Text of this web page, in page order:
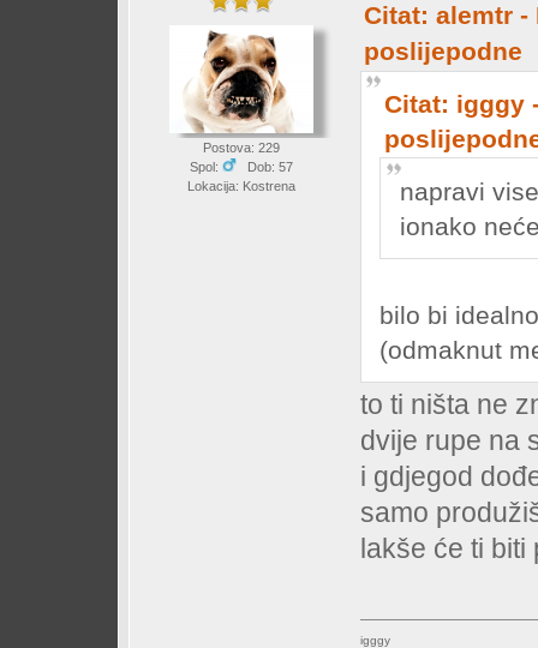
Postova: 229
Spol:
Dob: 57
Lokacija: Kostrena
Citat: alemtr -
poslijepodne
Citat: igggy
napravi
ionako
bilo bi
(odmaknut
to ti ništa ne
dvije rupe na
i gdjegod
samo
lakše će ti
igggy